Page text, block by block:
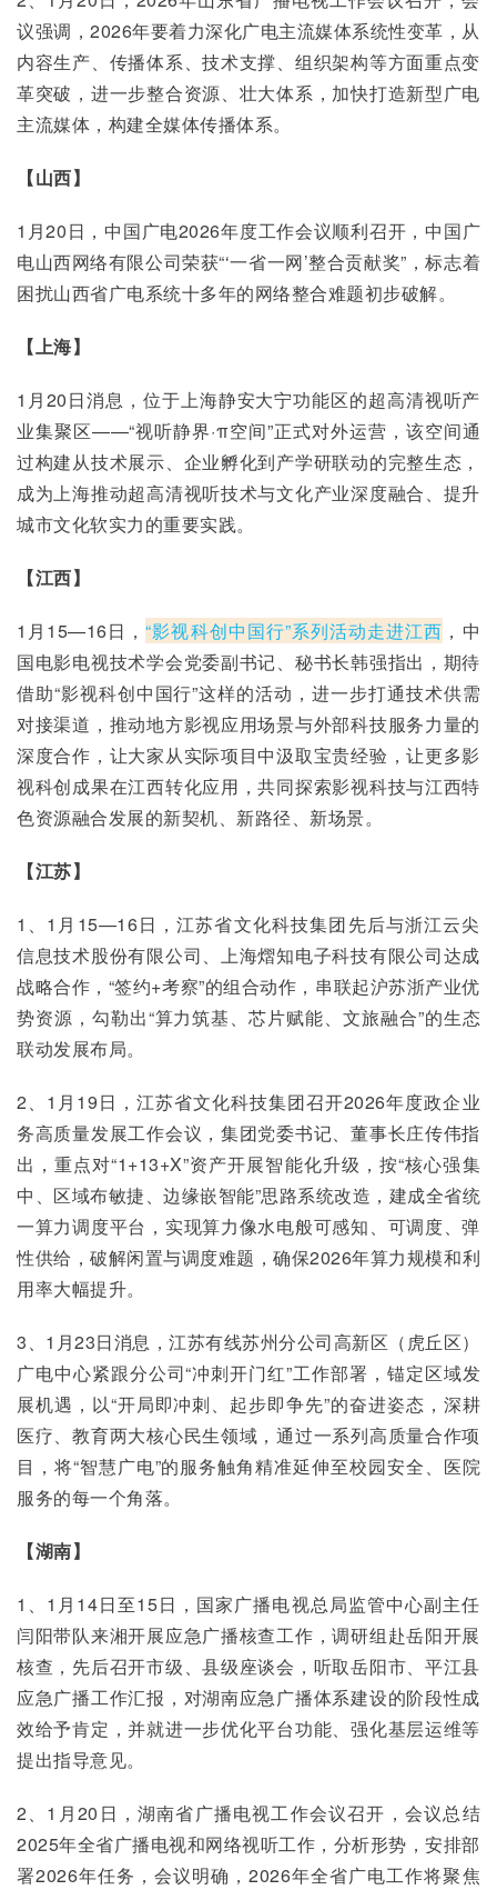
议强调，2026年要着力深化广电主流媒体系统性变革，从
内容生产、传播体系、技术支撑、组织架构等方面重点变
革突破，进一步整合资源、壮大体系，加快打造新型广电
主流媒体，构建全媒体传播体系。
【山西】
1月20日，中国广电2026年度工作会议顺利召开，中国广
电山西网络有限公司荣获“‘一省一网’整合贡献奖”，标志着
困扰山西省广电系统十多年的网络整合难题初步破解。
【上海】
1月20日消息，位于上海静安大宁功能区的超高清视听产
业集聚区——“视听静界·π空间”正式对外运营，该空间通
过构建从技术展示、企业孵化到产学研联动的完整生态，
成为上海推动超高清视听技术与文化产业深度融合、提升
城市文化软实力的重要实践。
【江西】
1月15—16日，“影视科创中国行”系列活动走进江西 ，中
国电影电视技术学会党委副书记、秘书长韩强指出，期待
借助“影视科创中国行”这样的活动，进一步打通技术供需
对接渠道，推动地方影视应用场景与外部科技服务力量的
深度合作，让大家从实际项目中汲取宝贵经验，让更多影
视科创成果在江西转化应用，共同探索影视科技与江西特
色资源融合发展的新契机、新路径、新场景。
【江苏】
1、1月15—16日，江苏省文化科技集团先后与浙江云尖
信息技术股份有限公司、上海熠知电子科技有限公司达成
战略合作，“签约+考察”的组合动作，串联起沪苏浙产业优
势资源，勾勒出“算力筑基、芯片赋能、文旅融合”的生态
联动发展布局。
2、1月19日，江苏省文化科技集团召开2026年度政企业
务高质量发展工作会议，集团党委书记、董事长庄传伟指
出，重点对“1+13+X”资产开展智能化升级，按“核心强集
中、区域布敏捷、边缘嵌智能”思路系统改造，建成全省统
一算力调度平台，实现算力像水电般可感知、可调度、弹
性供给，破解闲置与调度难题，确保2026年算力规模和利
用率大幅提升。
3、1月23日消息，江苏有线苏州分公司高新区（虎丘区）
广电中心紧跟分公司“冲刺开门红”工作部署，锚定区域发
展机遇，以“开局即冲刺、起步即争先”的奋进姿态，深耕
医疗、教育两大核心民生领域，通过一系列高质量合作项
目，将“智慧广电”的服务触角精准延伸至校园安全、医院
服务的每一个角落。
【湖南】
1、1月14日至15日，国家广播电视总局监管中心副主任
闫阳带队来湘开展应急广播核查工作，调研组赴岳阳开展
核查，先后召开市级、县级座谈会，听取岳阳市、平江县
应急广播工作汇报，对湖南应急广播体系建设的阶段性成
效给予肯定，并就进一步优化平台功能、强化基层运维等
提出指导意见。
2、1月20日，湖南省广播电视工作会议召开，会议总结
2025年全省广播电视和网络视听工作，分析形势，安排部
署2026年任务，会议明确，2026年全省广电工作将聚焦